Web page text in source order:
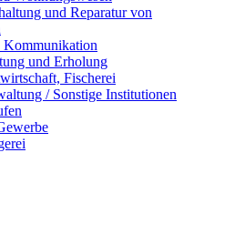
und Reparatur von
und Erholung
Fischerei
/ Sonstige Institutionen